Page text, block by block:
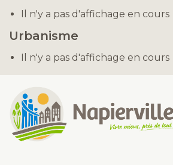
Il n'y a pas d'affichage en cours
Urbanisme
Il n'y a pas d'affichage en cours